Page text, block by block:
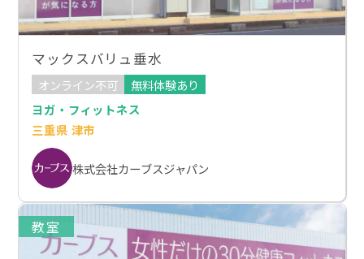
マックスバリュ垂水
オンライン不可
無料体験あり
ヨガ・フィットネス
三重県 津市
株式会社カーブスジャパン
教室